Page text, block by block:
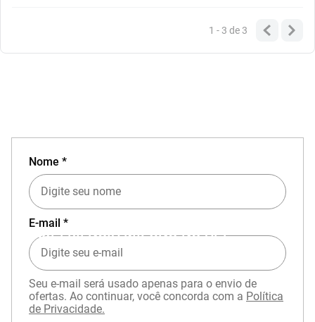
1 - 3de 3
EXPERIÊNCIA MIZUNO NO APP
Nome *
E-mail *
Seu e-mail será usado apenas para o envio de
ofertas. Ao continuar, você concorda com a Política
de Privacidade.